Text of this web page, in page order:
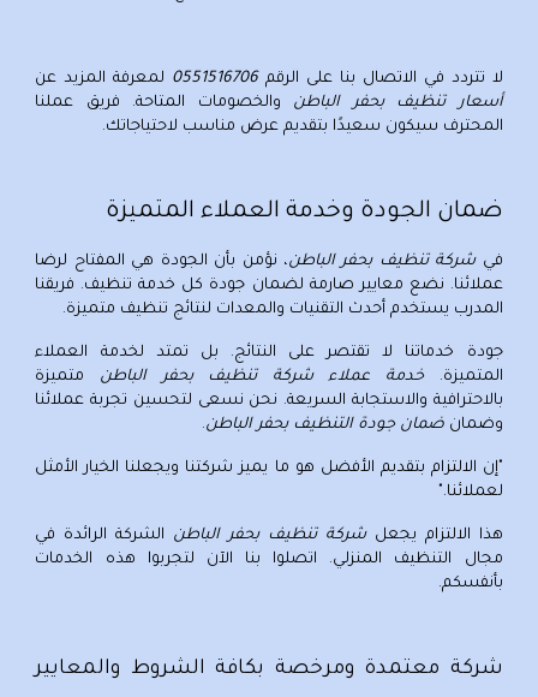
لا تتردد في الاتصال بنا على الرقم 0551516706 لمعرفة المزيد عن
أسعار تنظيف بحفر الباطن والخصومات المتاحة. فريق عملنا
المحترف سيكون سعيدًا بتقديم عرض مناسب لاحتياجاتك.
ضمان الجودة وخدمة العملاء المتميزة
فيشركة تنظيف بحفر الباطن، نؤمن بأن الجودة هي المفتاح لرضا
عملائنا. نضع معايير صارمة لضمان جودة كل خدمة تنظيف. فريقنا
المدرب يستخدم أحدث التقنيات والمعدات لنتائج تنظيف متميزة.
جودة خدماتنا لا تقتصر على النتائج. بل تمتد لخدمة العملاء
المتميزة.خدمة عملاء شركة تنظيف بحفر الباطن متميزة
بالاحترافية والاستجابة السريعة. نحن نسعى لتحسين تجربة عملائنا
وضمانضمان جودة التنظيف بحفر الباطن.
"إن الالتزام بتقديم الأفضل هو ما يميز شركتنا ويجعلنا الخيار الأمثل
لعملائنا."
هذا الالتزام يجعلشركة تنظيف بحفر الباطن الشركة الرائدة في
مجال التنظيف المنزلي. اتصلوا بنا الآن لتجربوا هذه الخدمات
بأنفسكم.
شركة معتمدة ومرخصة بكافة الشروط والمعايير